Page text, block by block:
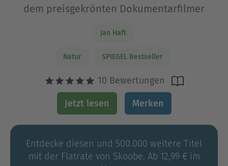
dem preisgekrönten Dokumentarfilmer
Jan Haft
Natur SPIEGEL Bestseller
10 Bewertungen
Jetzt lesen Merken
Entdecke diesen und 500.000 weitere Titel
mit der Flatrate von Skoobe. Ab 12,99 € im